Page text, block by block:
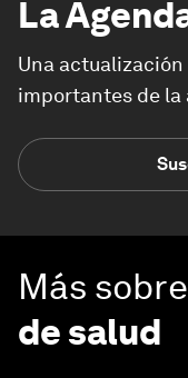
La
Una
importantes de la
Más sobre
de salud